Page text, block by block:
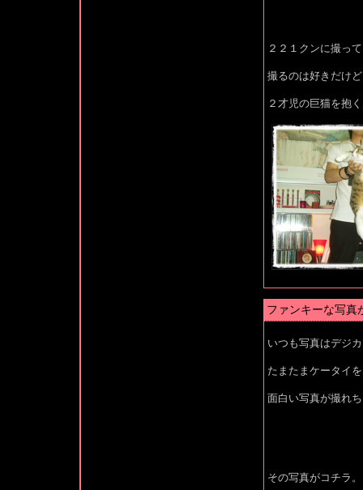
２２１クンに撮っ
撮るのは好きだけ
２才児の巨猫を抱
ファンキーな写真
いつも写真はデジ
たまたまケータイ
面白い写真が撮れ
その写真がコチラ。